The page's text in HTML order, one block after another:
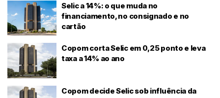
Selic a 14%: o que muda no
financiamento, no consignado e no
cartão
Copom corta Selic em 0,25 ponto e leva
taxa a 14% ao ano
Copom decide Selic sob influência da